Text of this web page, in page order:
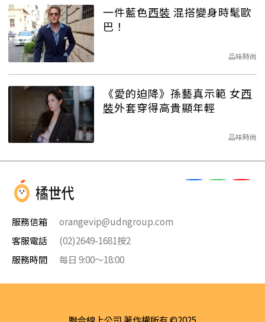
一件藍色西裝 混搭變身時髦歐
巴！
品味時尚
《愛的迫降》孫藝真示範 女西
裝外套穿得高貴顯年輕
品味時尚
服務信箱
orangevip@udngroup.com
客服電話
(02)2649-1681按2
服務時間
每日 9:00～18:00